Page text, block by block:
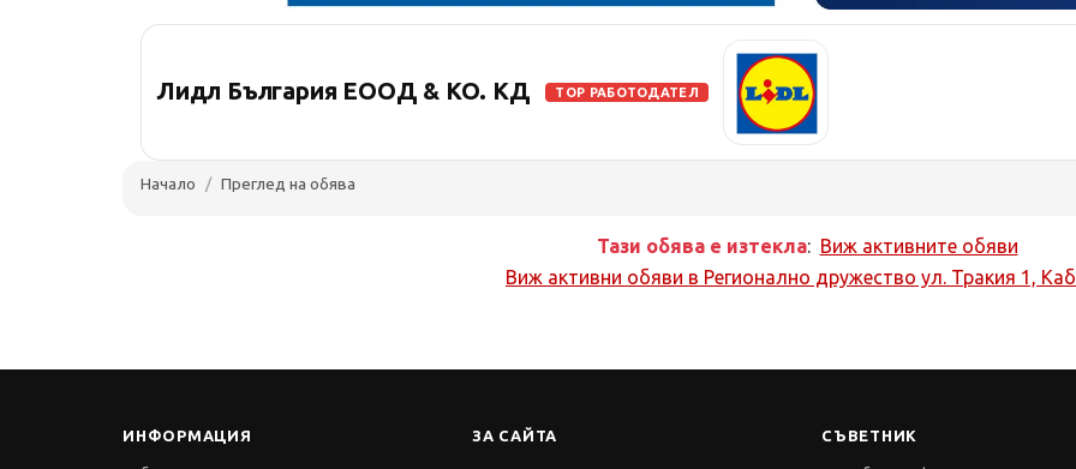
Лидл България ЕООД & КО. КД TOP РАБОТОДАТЕЛ
Начало Преглед на обява
Тази обява е изтекла: Виж активните обяви
Виж активни обяви в Регионално дружество ул. Тракия 1,
ИНФОРМАЦИЯ ЗА САЙТА СЪВЕТНИК